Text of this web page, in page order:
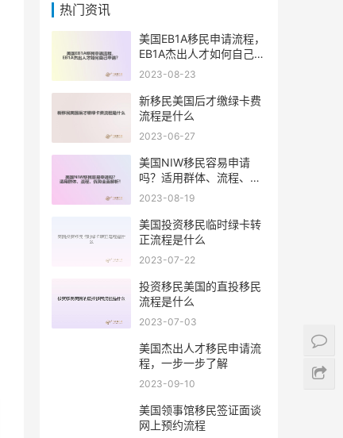
热门资讯
美国EB1A移民申请流程，
EB1A杰出人才如何自己申
请？
2023-08-23
新移民美国后才缴绿卡费
流程是什么
2023-06-27
美国NIW移民容易申请
吗？适用群体、流程、优
势全面解析！
2023-08-19
美国投资移民临时绿卡转
正流程是什么
2023-07-22
投资移民美国的直投移民
流程是什么
2023-07-03
美国杰出人才移民申请流
程，一步一步了解
2023-09-10
美国领事馆移民签证面谈
网上预约流程